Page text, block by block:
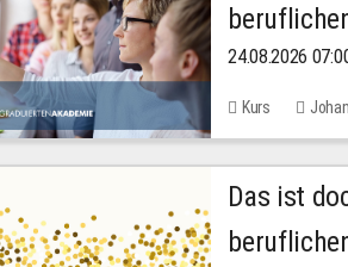
24.08.2026
Kurs
Das ist